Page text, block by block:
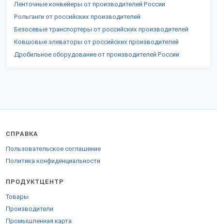
Ленточные конвейеры от производителей России
Рольганги от российских производителей
Безосевые транспортеры от российских производителей
Ковшовые элеваторы от российских производителей
Дробильное оборудование от производителей России
СПРАВКА
Пользовательское соглашение
Политика конфиденциальности
ПРОДУКТЦЕНТР
Товары
Производители
Промышленная карта